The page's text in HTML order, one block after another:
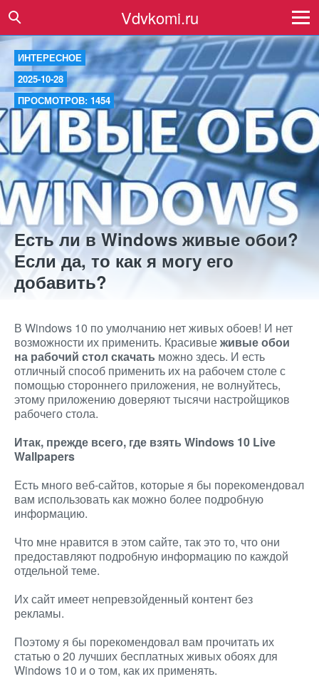
Vdvkomi.ru
ИНТЕРЕСНОЕ
2025-10-28
ПРОСМОТРОВ: 1454
Есть ли в Windows живые обои?
Если да, то как я могу его
добавить?
В Windows 10 по умолчанию нет живых обоев! И нет
возможности их применить. Красивыеживые обои
на рабочий стол скачать можно здесь. И есть
отличный способ применить их на рабочем столе с
помощью стороннего приложения, не волнуйтесь,
этому приложению доверяют тысячи настройщиков
рабочего стола.
Итак, прежде всего, где взять Windows 10 Live
Wallpapers
Есть много веб-сайтов, которые я бы порекомендовал
вам использовать как можно более подробную
информацию.
Что мне нравится в этом сайте, так это то, что они
предоставляют подробную информацию по каждой
отдельной теме.
Их сайт имеет непревзойденный контент без
рекламы.
Поэтому я бы порекомендовал вам прочитать их
статью о 20 лучших бесплатных живых обоях для
Windows 10 и о том, как их применять.